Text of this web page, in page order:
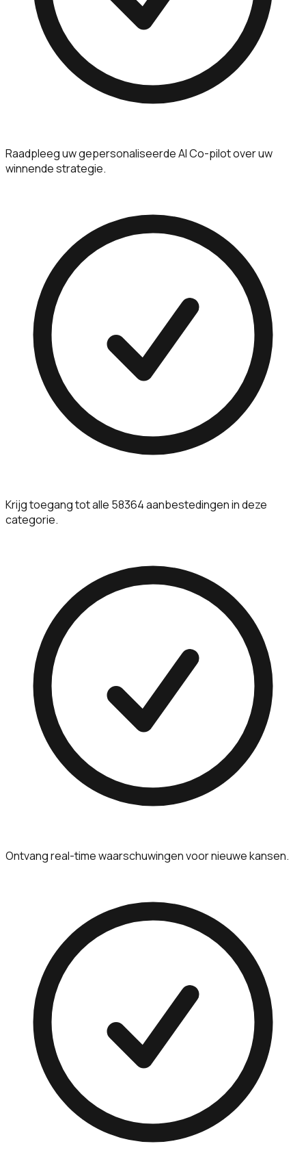
Raadpleeg uw gepersonaliseerde AI Co-pilot over uw
winnende strategie.
Krijg toegang tot alle 58364 aanbestedingen in deze
categorie.
Ontvang real-time waarschuwingen voor nieuwe kansen.